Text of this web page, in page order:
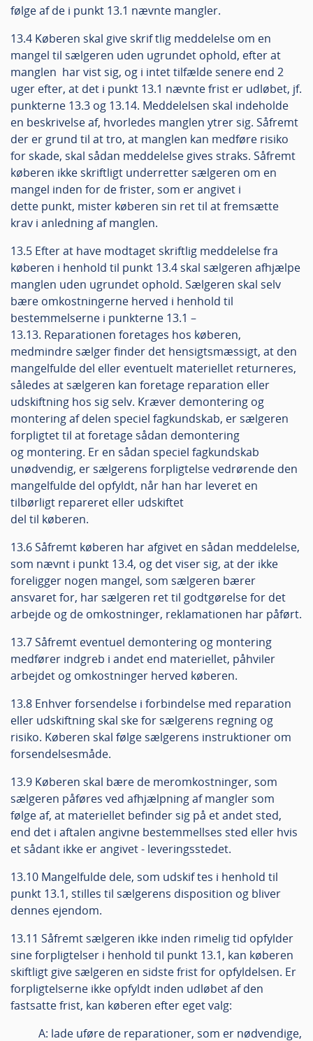
følge af de i punkt 13.1 nævnte mangler.
13.4 Køberen skal give skrif tlig meddelelse om en
mangel til sælgeren uden ugrundet ophold, efter at
manglen har vist sig, og i intet tilfælde senere end 2
uger efter, at det i punkt 13.1 nævnte frist er udløbet, jf.
punkterne 13.3 og 13.14. Meddelelsen skal indeholde
en beskrivelse af, hvorledes manglen ytrer sig. Såfremt
der er grund til at tro, at manglen kan medføre risiko
for skade, skal sådan meddelelse gives straks. Såfremt
køberen ikke skriftligt underretter sælgeren om en
mangel inden for de frister, som er angivet i
dette punkt, mister køberen sin ret til at fremsætte
krav i anledning af manglen.
13.5 Efter at have modtaget skriftlig meddelelse fra
køberen i henhold til punkt 13.4 skal sælgeren afhjælpe
manglen uden ugrundet ophold. Sælgeren skal selv
bære omkostningerne herved i henhold til
bestemmelserne i punkterne 13.1 –
13.13. Reparationen foretages hos køberen,
medmindre sælger finder det hensigtsmæssigt, at den
mangelfulde del eller eventuelt materiellet returneres,
således at sælgeren kan foretage reparation eller
udskiftning hos sig selv. Kræver demontering og
montering af delen speciel fagkundskab, er sælgeren
forpligtet til at foretage sådan demontering
og montering. Er en sådan speciel fagkundskab
unødvendig, er sælgerens forpligtelse vedrørende den
mangelfulde del opfyldt, når han har leveret en
tilbørligt repareret eller udskiftet
del til køberen.
13.6 Såfremt køberen har afgivet en sådan meddelelse,
som nævnt i punkt 13.4, og det viser sig, at der ikke
foreligger nogen mangel, som sælgeren bærer
ansvaret for, har sælgeren ret til godtgørelse for det
arbejde og de omkostninger, reklamationen har påført.
13.7 Såfremt eventuel demontering og montering
medfører indgreb i andet end materiellet, påhviler
arbejdet og omkostninger herved køberen.
13.8 Enhver forsendelse i forbindelse med reparation
eller udskiftning skal ske for sælgerens regning og
risiko. Køberen skal følge sælgerens instruktioner om
forsendelsesmåde.
13.9 Køberen skal bære de meromkostninger, som
sælgeren påføres ved afhjælpning af mangler som
følge af, at materiellet befinder sig på et andet sted,
end det i aftalen angivne bestemmellses sted eller hvis
et sådant ikke er angivet - leveringsstedet.
13.10 Mangelfulde dele, som udskif tes i henhold til
punkt 13.1, stilles til sælgerens disposition og bliver
dennes ejendom.
13.11 Såfremt sælgeren ikke inden rimelig tid opfylder
sine forpligtelser i henhold til punkt 13.1, kan køberen
skiftligt give sælgeren en sidste frist for opfyldelsen. Er
forpligtelserne ikke opfyldt inden udløbet af den
fastsatte frist, kan køberen efter eget valg:
A: lade uføre de reparationer, som er nødvendige,